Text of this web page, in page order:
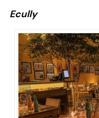
Ecully